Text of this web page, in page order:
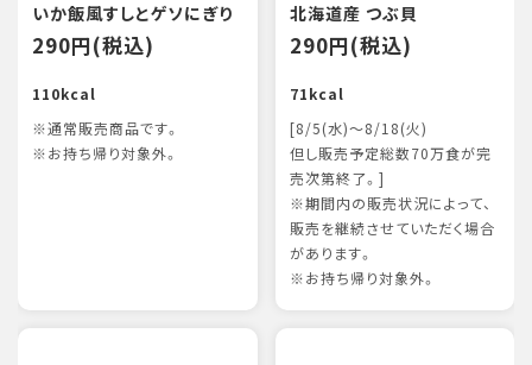
いか飯風すしとゲソにぎり
290円(税込)
110kcal
※通常販売商品です。
※お持ち帰り対象外。
北海道産 つぶ貝
290円(税込)
71kcal
[8/5(水)～8/18(火)
但し販売予定総数70万食が完
売次第終了。]
※期間内の販売状況によって、
販売を継続させていただく場合
があります。
※お持ち帰り対象外。